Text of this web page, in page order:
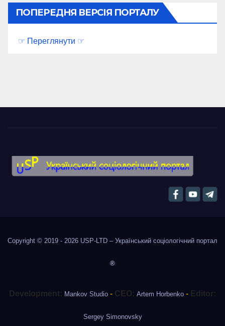
ПОПЕРЕДНЯ ВЕРСІЯ ПОРТАЛУ
☞ Переглянути ☞
Copyright © 2019 - 2026 USP-LTD – Український соціологічний портал
®
Development: Mankov Studio - CEO: Artem Horbenko - Editor:
Sergey Simonovsky